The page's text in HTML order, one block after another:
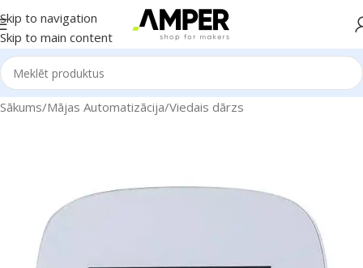
Skip to navigation
Skip to main content
Sākums/Mājas Automatizācija/Viedais dārzs